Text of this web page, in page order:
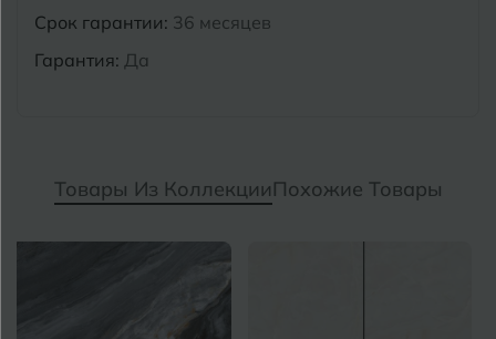
Срок гарантии: 36 месяцев
Гарантия: Да
Товары Из КоллекцииПохожие Товары